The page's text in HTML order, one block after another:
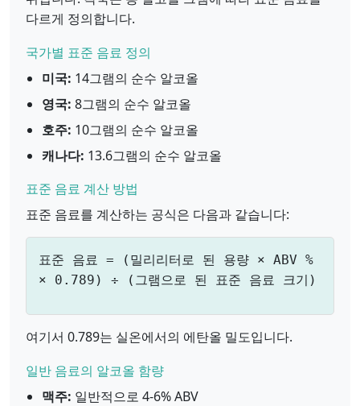
다르게 정의합니다.
국가별 표준 음료 정의
미국: 14그램의 순수 알코올
영국: 8그램의 순수 알코올
호주: 10그램의 순수 알코올
캐나다: 13.6그램의 순수 알코올
표준 음료 계산 방법
표준 음료를 계산하는 공식은 다음과 같습니다:
표준 음료 = (밀리리터로 된 용량 × ABV %
× 0.789) ÷ (그램으로 된 표준 음료 크기)
여기서 0.789는 실온에서의 에탄올 밀도입니다.
일반 음료의 알코올 함량
맥주: 일반적으로 4-6% ABV